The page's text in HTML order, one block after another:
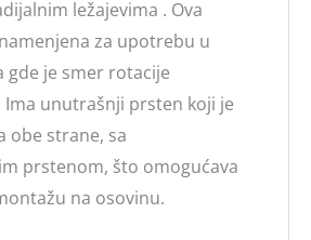
ležajevima . Ova
za upotrebu u
gde je smer rotacije
unutrašnji prsten koji je
obe strane, sa
prstenom, što omogućava
na osovinu.